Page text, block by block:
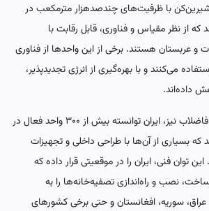
با ظرفیت‌های چندصدهزار مترمکعب در
که از نظر مقیاس و فناوری، قابل رقابت با
و عربستان هستند. برخی از این واحدها از فناوری
می‌کنند و با بهره‌گیری از انرژی تجدیدپذیر،
داده‌اند.
در حوزه تصفیه‌خانه‌های فاضلاب نیز، ایران توانسته بیش از ۳۰۰ واحد فعال در
که بسیاری از آن‌ها با طراحی داخلی و تجهیزات
توان فنی، ایران را در موقعیتی قرار داده که
نصب و راه‌اندازی تصفیه‌خانه‌ها را به
سوریه، افغانستان و حتی برخی کشورهای